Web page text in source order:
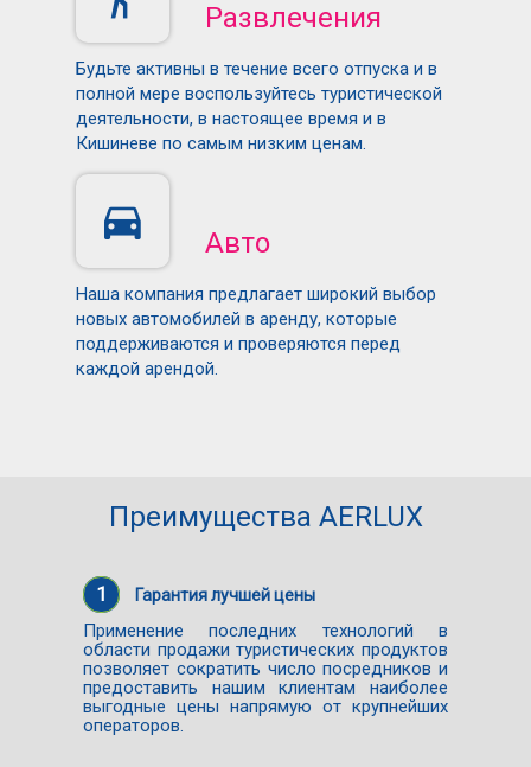
Развлечения
Будьте активны в течение всего отпуска и в
полной мере воспользуйтесь туристической
деятельности, в настоящее время и в
Кишиневе по самым низким ценам.
Авто
Наша компания предлагает широкий выбор
новых автомобилей в аренду, которые
поддерживаются и проверяются перед
каждой арендой.
Преимущества AERLUX
1 Гарантия лучшей цены
Применение последних технологий в
области продажи туристических продуктов
позволяет сократить число посредников и
предоставить нашим клиентам наиболее
выгодные цены напрямую от крупнейших
операторов.